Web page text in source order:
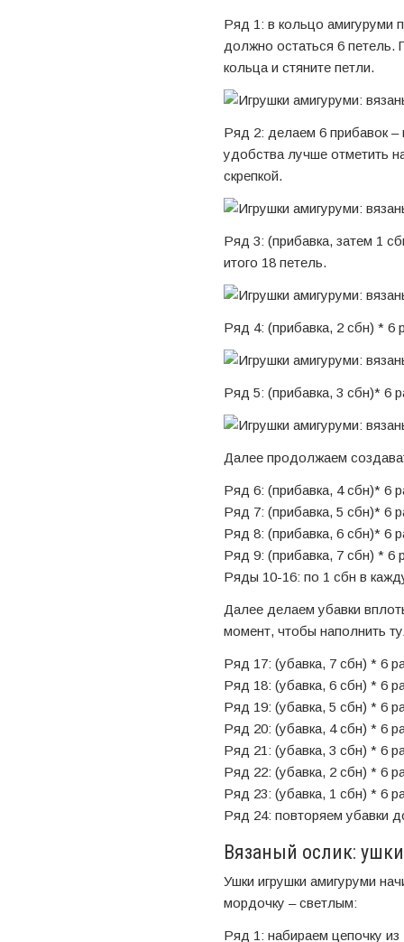
Ряд 1: в кольцо амигуруми
должно остаться 6 петель.
кольца и стяните петли.
Ряд 2: делаем 6 прибавок
удобства лучше отметить
скрепкой.
Ряд 3: (прибавка, затем 1
итого 18 петель.
Ряд 4: (прибавка, 2 сбн) * 6
Ряд 5: (прибавка, 3 сбн)* 6
Далее продолжаем
Ряд 6: (прибавка, 4 сбн)* 6
Ряд 7: (прибавка, 5 сбн)* 6
Ряд 8: (прибавка, 6 сбн)* 6
Ряд 9: (прибавка, 7 сбн) * 6
Ряды 10-16: по 1 сбн в
Далее делаем убавки
момент, чтобы наполнить
Ряд 17: (убавка, 7 сбн) * 6
Ряд 18: (убавка, 6 сбн) * 6
Ряд 19: (убавка, 5 сбн) * 6
Ряд 20: (убавка, 4 сбн) * 6
Ряд 21: (убавка, 3 сбн) * 6
Ряд 22: (убавка, 2 сбн) * 6
Ряд 23: (убавка, 1 сбн) * 6
Ряд 24: повторяем убавки
Вязаный ослик: ушки
Ушки игрушки амигуруми
мордочку – светлым:
Ряд 1: набираем цепочку из